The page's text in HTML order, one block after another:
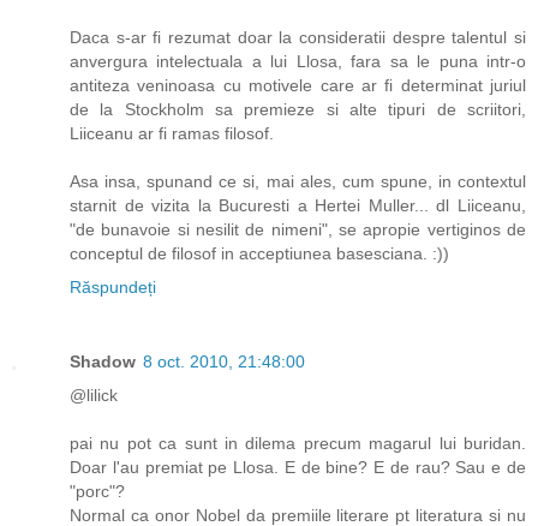
Daca s-ar fi rezumat doar la consideratii despre talentul si
anvergura intelectuala a lui Llosa, fara sa le puna intr-o
antiteza veninoasa cu motivele care ar fi determinat juriul
de la Stockholm sa premieze si alte tipuri de scriitori,
Liiceanu ar fi ramas filosof.
Asa insa, spunand ce si, mai ales, cum spune, in contextul
starnit de vizita la Bucuresti a Hertei Muller... dl Liiceanu,
"de bunavoie si nesilit de nimeni", se apropie vertiginos de
conceptul de filosof in acceptiunea basesciana. :))
Răspundeți
Shadow 8 oct. 2010, 21:48:00
@lilick
pai nu pot ca sunt in dilema precum magarul lui buridan.
Doar l'au premiat pe Llosa. E de bine? E de rau? Sau e de
"porc"?
Normal ca onor Nobel da premiile literare pt literatura si nu